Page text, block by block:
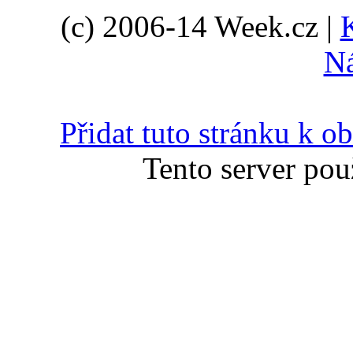
(c) 2006-14 Week.cz |
Přidat tuto stránku k
Tento server